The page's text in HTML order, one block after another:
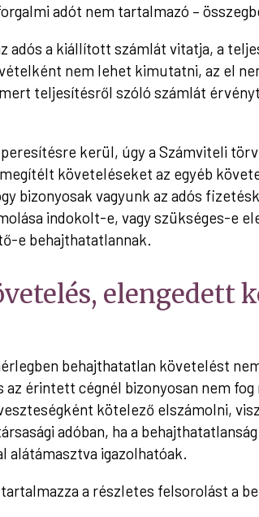
adót nem tartalmazó –
adós a kiállított számlát vitatja, a
nem lehet kimutatni, az el
teljesítésről szóló számlát
kerül, úgy a Számviteli
követeléseket az egyéb
bizonyosak vagyunk az adós
indokolt-e, vagy szükséges-e
e behajthatatlannak.
elengedett
behajthatatlan követelést
érintett cégnél bizonyosan nem
kötelező elszámolni,
adóban, ha a
igazolhatóak.
tartalmazza a részletes felsorolást a